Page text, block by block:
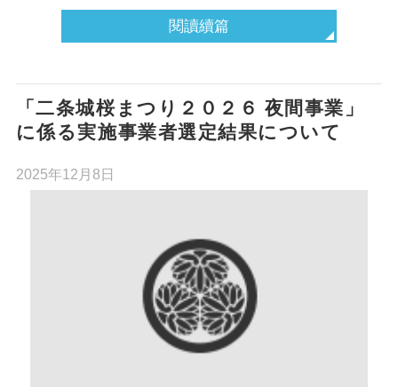
閱讀續篇
「二条城桜まつり２０２６ 夜間事業」
に係る実施事業者選定結果について
2025年12月8日